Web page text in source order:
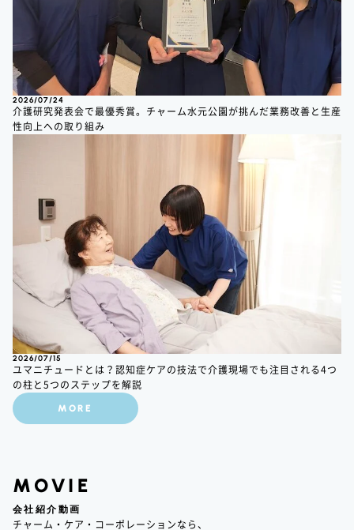
2026/07/24
介護研究発表会で最優秀賞。チャーム水元公園が挑んだ業務改善と生産
性向上への取り組み
2026/07/15
ユマニチュードとは？認知症ケアの技法で介護現場でも注目される4つ
の柱と5つのステップを解説
MORE
MOVIE
会社紹介動画
チャーム・ケア・コーポレーションなら、